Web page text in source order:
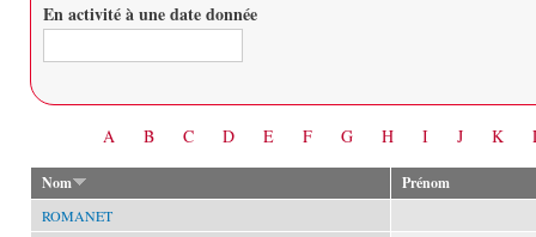
En activité à une date donnée
A B C D E F G H I J K
Nom Prénom
ROMANET